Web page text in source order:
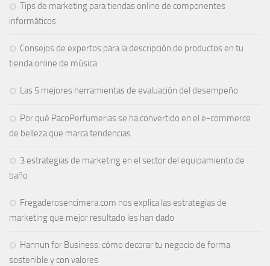
Tips de marketing para tiendas online de componentes
informáticos
Consejos de expertos para la descripción de productos en tu
tienda online de música
Las 5 mejores herramientas de evaluación del desempeño
Por qué PacoPerfumerias se ha convertido en el e-commerce
de belleza que marca tendencias
3 estrategias de marketing en el sector del equipamiento de
baño
Fregaderosencimera.com nos explica las estrategias de
marketing que mejor resultado les han dado
Hannun for Business: cómo decorar tu negocio de forma
sostenible y con valores